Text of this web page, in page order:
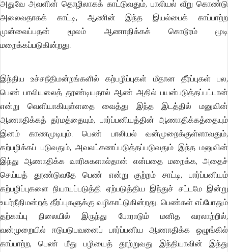
அதுவே அவளின் தொழிலாகக் காட்டுவதும், பாலியல் வீறு கொண்டு
அலைவதாகக் காட்டி, ஆணின் இந்த இயல்பைக் காப்பாற்ற
முன்வைப்பதன் மூலம் ஆணாதிக்கக் கொடூரம் மூடி
மறைக்கப்படுகின்றது.
இந்திய உச்சநீதிமன்றங்களில் கற்பழிப்புகள் மீதான தீர்ப்புகள் பல,
பெண் பாலியலைத் தூண்டியதால் ஆண் அதில் பயன்படுத்தப்பட்டான்
என்று வெளியாகியுள்ளதை வைத்து இந்த இடத்தில் மனுவின்
ஆணாதிக்கத் தர்மத்தையும், பார்ப்பனியத்தின் ஆணாதிக்கத்தையும்
இனம் காணமுடியும். பெண் பாலியல் வன்முறைக்குள்ளாவதும்,
கற்பழிக்கப் படுவதும், அவலட்சணப்படுத்தப்படுவதும் இந்த மனுவின்
இந்து ஆணாதிக்க வாரிசுகளால்தான் என்பதை மறைக்க, அதைச்
செய்யத் தூண்டுவதே பெண் என்று குற்றம் சாட்டி, பார்ப்பனியம்
கற்பழிப்புகளை நியாயப்படுத்தி ஏற்படுத்திய இந்துச் சட்டமே இன்று
உயர்நீதிமன்றத் தீர்ப்புகளுக்கு வழிகாட்டுகின்றது. பெண்கள் எப்போதும்
தற்காப்பு நிலையில் இருந்து போராடும் மனித வரலாற்றில்,
வன்முறையில் ஈடுபடுபவனைப் பார்ப்பனிய ஆணாதிக்க ஒழுங்கில்
காப்பாற்ற, பெண் மீது பழியைத் தூற்றுவது இந்தியாவின் இந்து